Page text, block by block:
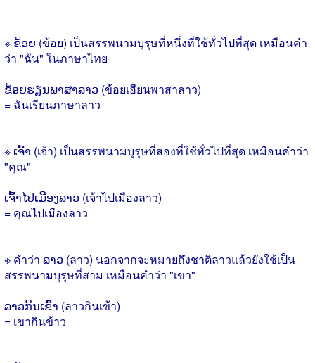
※ ຂ້ອຍ (ข้อย) เป็นสรรพนามบุรุษที่หนึ่งที่ใช้ทั่วไปที่สุด เหมือนคำ
ว่า "ฉัน" ในภาษาไทย
ຂ້ອຍຮຽນພາສາລາວ (ข้อยเฮียนพาสาลาว)
= ฉันเรียนภาษาลาว
※ ເຈົ້າ (เจ้า) เป็นสรรพนามบุรุษที่สองที่ใช้ทั่วไปที่สุด เหมือนคำว่า
"คุณ"
ເຈົ້າໄປເມືອງລາວ (เจ้าไปเมืองลาว)
= คุณไปเมืองลาว
※ คำว่า ລາວ (ลาว) นอกจากจะหมายถึงชาติลาวแล้วยังใช้เป็น
สรรพนามบุรุษที่สาม เหมือนคำว่า "เขา"
ລາວກິນເຂົ້າ (ลาวกินเข้า)
= เขากินข้าว